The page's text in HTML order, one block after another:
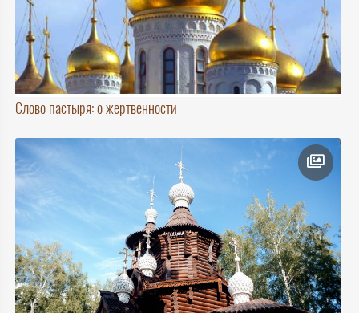
Слово пастыря: о жертвенности